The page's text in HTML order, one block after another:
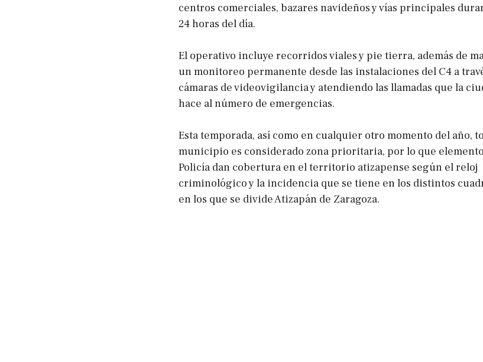
centros comerciales, bazares navideños y vías principales
24 horas del día.
El operativo incluye recorridos viales y pie tierra, además de
un monitoreo permanente desde las instalaciones del C4 a
cámaras de videovigilancia y atendiendo las llamadas que la
hace al número de emergencias.
Esta temporada, así como en cualquier otro momento del año,
municipio es considerado zona prioritaria, por lo que
Policía dan cobertura en el territorio atizapense según el reloj
criminológico y la incidencia que se tiene en los distintos
en los que se divide Atizapán de Zaragoza.